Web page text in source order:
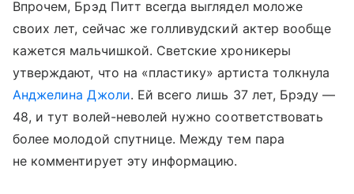
Впрочем, Брэд Питт всегда выглядел моложе
своих лет, сейчас же голливудский актер вообще
кажется мальчишкой. Светские хроникеры
утверждают, что на «пластику» артиста толкнула
Анджелина Джоли. Ей всего лишь 37 лет, Брэду —
48, и тут волей-неволей нужно соответствовать
более молодой спутнице. Между тем пара
не комментирует эту информацию.